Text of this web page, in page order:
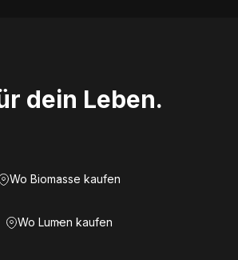
dein Leben.
Wo Biomasse kaufen
Wo Lumen kaufen